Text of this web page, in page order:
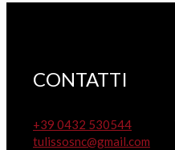
CONTATTI
+39 0432 530544
tulissosnc@gmail.com